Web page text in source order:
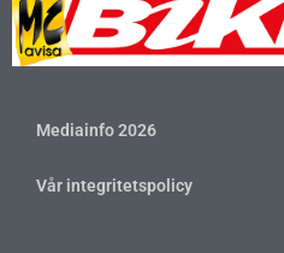
Mediainfo 2026
Vår integritetspolicy